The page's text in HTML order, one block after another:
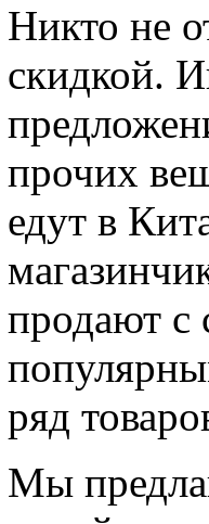
Никто не
скидкой.
прочих
едут в
продают с
ряд
Мы